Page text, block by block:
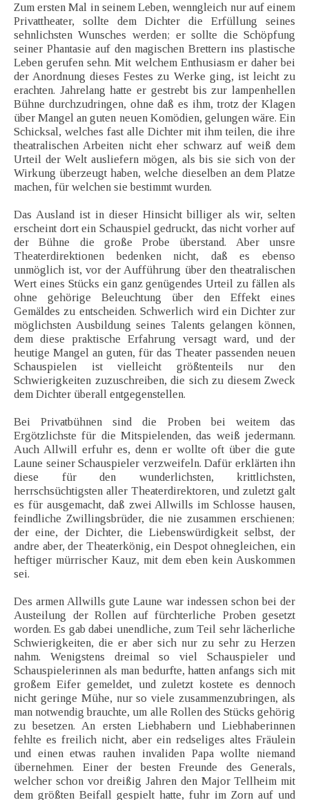
Zum ersten Mal in seinem Leben, wenngleich nur auf einem
Privattheater, sollte dem Dichter die Erfüllung seines
sehnlichsten Wunsches werden; er sollte die Schöpfung
seiner Phantasie auf den magischen Brettern ins plastische
Leben gerufen sehn. Mit welchem Enthusiasm er daher bei
der Anordnung dieses Festes zu Werke ging, ist leicht zu
erachten. Jahrelang hatte er gestrebt bis zur lampenhellen
Bühne durchzudringen, ohne daß es ihm, trotz der Klagen
über Mangel an guten neuen Komödien, gelungen wäre. Ein
Schicksal, welches fast alle Dichter mit ihm teilen, die ihre
theatralischen Arbeiten nicht eher schwarz auf weiß dem
Urteil der Welt ausliefern mögen, als bis sie sich von der
Wirkung überzeugt haben, welche dieselben an dem Platze
machen, für welchen sie bestimmt wurden.
Das Ausland ist in dieser Hinsicht billiger als wir, selten
erscheint dort ein Schauspiel gedruckt, das nicht vorher auf
der Bühne die große Probe überstand. Aber unsre
Theaterdirektionen bedenken nicht, daß es ebenso
unmöglich ist, vor der Aufführung über den theatralischen
Wert eines Stücks ein ganz genügendes Urteil zu fällen als
ohne gehörige Beleuchtung über den Effekt eines
Gemäldes zu entscheiden. Schwerlich wird ein Dichter zur
möglichsten Ausbildung seines Talents gelangen können,
dem diese praktische Erfahrung versagt ward, und der
heutige Mangel an guten, für das Theater passenden neuen
Schauspielen ist vielleicht größtenteils nur den
Schwierigkeiten zuzuschreiben, die sich zu diesem Zweck
dem Dichter überall entgegenstellen.
Bei Privatbühnen sind die Proben bei weitem das
Ergötzlichste für die Mitspielenden, das weiß jedermann.
Auch Allwill erfuhr es, denn er wollte oft über die gute
Laune seiner Schauspieler verzweifeln. Dafür erklärten ihn
diese für den wunderlichsten, krittlichsten,
herrschsüchtigsten aller Theaterdirektoren, und zuletzt galt
es für ausgemacht, daß zwei Allwills im Schlosse hausen,
feindliche Zwillingsbrüder, die nie zusammen erschienen;
der eine, der Dichter, die Liebenswürdigkeit selbst, der
andre aber, der Theaterkönig, ein Despot ohnegleichen, ein
heftiger mürrischer Kauz, mit dem eben kein Auskommen
sei.
Des armen Allwills gute Laune war indessen schon bei der
Austeilung der Rollen auf fürchterliche Proben gesetzt
worden. Es gab dabei unendliche, zum Teil sehr lächerliche
Schwierigkeiten, die er aber sich nur zu sehr zu Herzen
nahm. Wenigstens dreimal so viel Schauspieler und
Schauspielerinnen als man bedurfte, hatten anfangs sich mit
großem Eifer gemeldet, und zuletzt kostete es dennoch
nicht geringe Mühe, nur so viele zusammenzubringen, als
man notwendig brauchte, um alle Rollen des Stücks gehörig
zu besetzen. An ersten Liebhabern und Liebhaberinnen
fehlte es freilich nicht, aber ein redseliges altes Fräulein
und einen etwas rauhen invaliden Papa wollte niemand
übernehmen. Einer der besten Freunde des Generals,
welcher schon vor dreißig Jahren den Major Tellheim mit
dem größten Beifall gespielt hatte, fuhr im Zorn auf und